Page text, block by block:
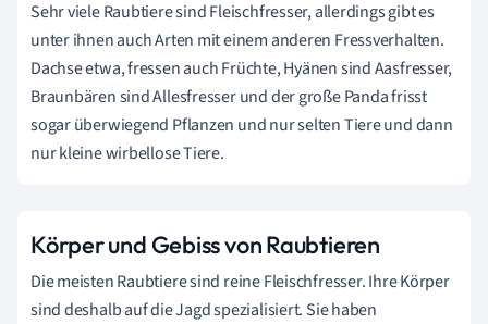
Sehr viele Raubtiere sind Fleischfresser, allerdings gibt es
unter ihnen auch Arten mit einem anderen Fressverhalten.
Dachse etwa, fressen auch Früchte, Hyänen sind Aasfresser,
Braunbären sind Allesfresser und der große Panda frisst
sogar überwiegend Pflanzen und nur selten Tiere und dann
nur kleine wirbellose Tiere.
Körper und Gebiss von Raubtieren
Die meisten Raubtiere sind reine Fleischfresser. Ihre Körper
sind deshalb auf die Jagd spezialisiert. Sie haben